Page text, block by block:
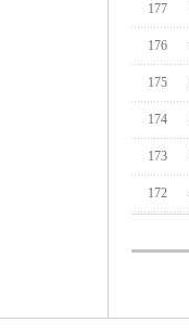
177
176
175
174
173
172